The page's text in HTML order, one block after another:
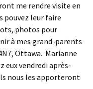
me rendre visite en
pouvez leur faire
photos pour
à mes grand-parents
Ottawa. Marianne
eux vendredi après-
nous les apporteront